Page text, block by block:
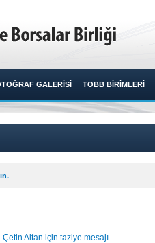
GALERİSİ TOBB BİRİMLERİ
Çetin Altan için taziye mesajı